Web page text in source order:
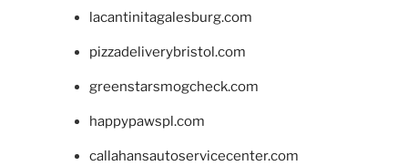
lacantinitagalesburg.com
pizzadeliverybristol.com
greenstarsmogcheck.com
happypawspl.com
callahansautoservicecenter.com